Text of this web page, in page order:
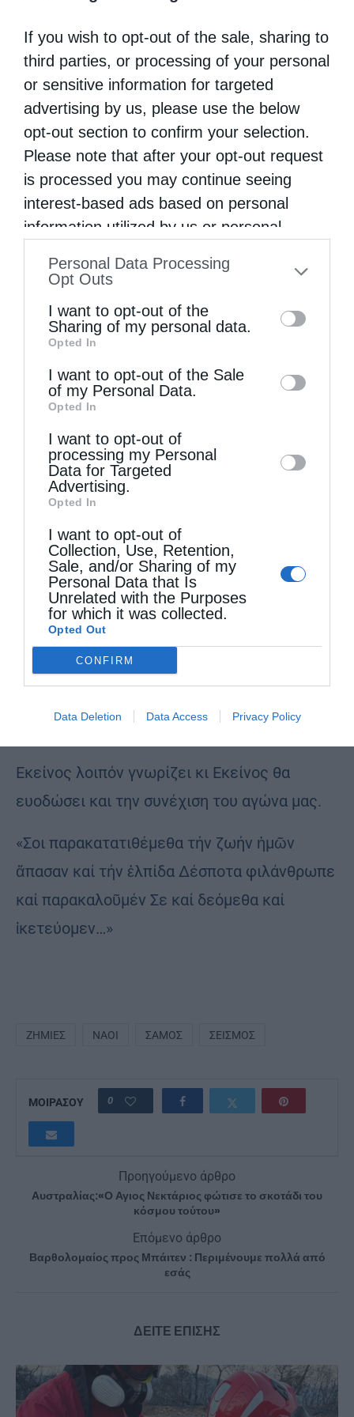
If you wish to opt-out of the sale, sharing to
third parties, or processing of your personal
or sensitive information for targeted
advertising by us, please use the below
opt-out section to confirm your selection.
Please note that after your opt-out request
is processed you may continue seeing
interest-based ads based on personal
information utilized by us or personal
to your opt-out. You may separately opt-out
information by third parties on the IAB’s list
of downstream participants. This
information may also be disclosed by us to
third parties on theIAB’s List of
Downstream Participants
disclose it to other third parties.
Personal Data Processing
Opt Outs
I want to opt-out of the
Sharing of my personal data.
Opted In
I want to opt-out of the Sale
of my Personal Data.
Opted In
I want to opt-out of
processing my Personal
Data for Targeted
Advertising.
Opted In
I want to opt-out of
Collection, Use, Retention,
Sale, and/or Sharing of my
Personal Data that Is
Unrelated with the Purposes
for which it was collected.
Opted Out
CONFIRM
Data Deletion Data Access Privacy Policy
Εκκλησιών της Αποκάλυψης, αλλά όπως
εκείνες δεν χάθηκαν, έτσι και οι Ναοί μας
υπάρχουν. Δυσκολεύεσαι να αντικρίσεις τα
συντρίμια τους και να ανιχνεύσεις την ζωή
τους. Όμως διακρίνεις με ευχέρεια την
παρουσία τους και ελπίζεις στη συνέχειά
τους. Οι Ναοί μας επιτιμήθηκαν όχι σε
σιωπή που όμως γίνεται εκκωφαντική και
καλεί σε πνευματική εγρήγορση, για να μην
εισέλθουμε σε πειρασμό. Όταν έχεις
θέματα) και σε βρίσκουν κι άλλες, πίσω από
όλα αχνοφέγγει μια πνευματική χαρά,
γνωρίζοντας ότι «ον αγαπά Κύριος παιδεύει,
μαστιγιοί δε υιόν ον παραδέχεται». Αυτό
είναι που μας γλυκαίνει τον πόνο, η
βεβαιότητα μιάς χαριτωμένης από τον Θεό
παιδαγωγίας.
Ο Χριστός ξέρει τον αγώνα μας στα ακριτικά
Νησιά. Ξέρει τον τρόπο και τον δρόμο μας.
Εκείνος λοιπόν γνωρίζει κι Εκείνος θα
ευοδώσει και την συνέχιση του αγώνα μας.
«Σοι παρακατατιθέμεθα τήν ζωήν ἡμῶν
ἅπασαν καί τήν ἐλπίδα Δέσποτα φιλάνθρωπε
καί παρακαλοῦμέν Σε καί δεόμεθα καί
ἱκετεύομεν…»
ΖΗΜΙΈΣ ΝΑΟΊ ΣΆΜΟΣ ΣΕΙΣΜΌΣ
ΜΟΙΡΑΣΟΥ 0
Προηγούμενο άρθρο
Αυστραλίας:«Ο Αγιος Νεκτάριος φώτισε το σκοτάδι του
κόσμου τούτου»
Επόμενο άρθρο
Βαρθολομαίος προς Μπάιτεν : Περιμένουμε πολλά από
εσάς
ΔΕΙΤΕ ΕΠΙΣΗΣ